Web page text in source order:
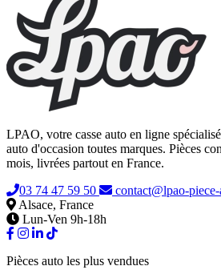
LPAO, votre casse auto en ligne
auto d'occasion toutes marques. Pièces
mois, livrées partout en France.
03 74 47 59 50
contact@lpao-
Alsace, France
Lun-Ven 9h-18h
Pièces auto les plus vendues